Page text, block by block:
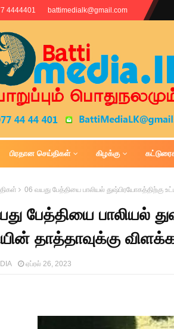
4444401 battimedialk@gmail.com
பிரதான செய்திகள் கிழக்கு
06 வயது பேத்தியை பாலியல் துஷ்பிரயோகத்திற்கு
பேத்தியை பாலியல்
தாத்தாவுக்கு
ஏப்ரல் 26, 2023